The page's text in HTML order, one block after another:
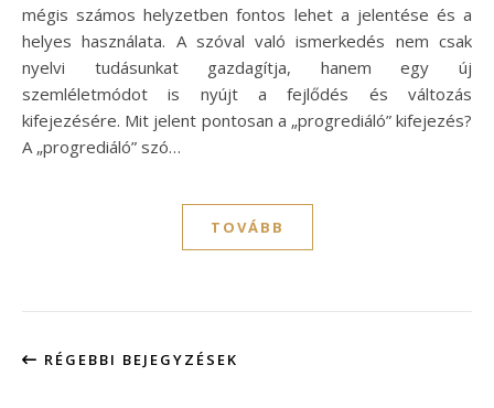
mégis számos helyzetben fontos lehet a jelentése és a
helyes használata. A szóval való ismerkedés nem csak
nyelvi tudásunkat gazdagítja, hanem egy új
szemléletmódot is nyújt a fejlődés és változás
kifejezésére. Mit jelent pontosan a „progrediáló” kifejezés?
A „progrediáló” szó…
TOVÁBB
RÉGEBBI BEJEGYZÉSEK